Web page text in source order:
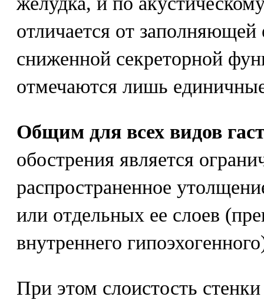
отличается от
сниженной секреторной
отмечаются лишь
Общим для всех видов
обострения является
распространенное
или отдельных ее слоев
внутреннего
При этом слоистость